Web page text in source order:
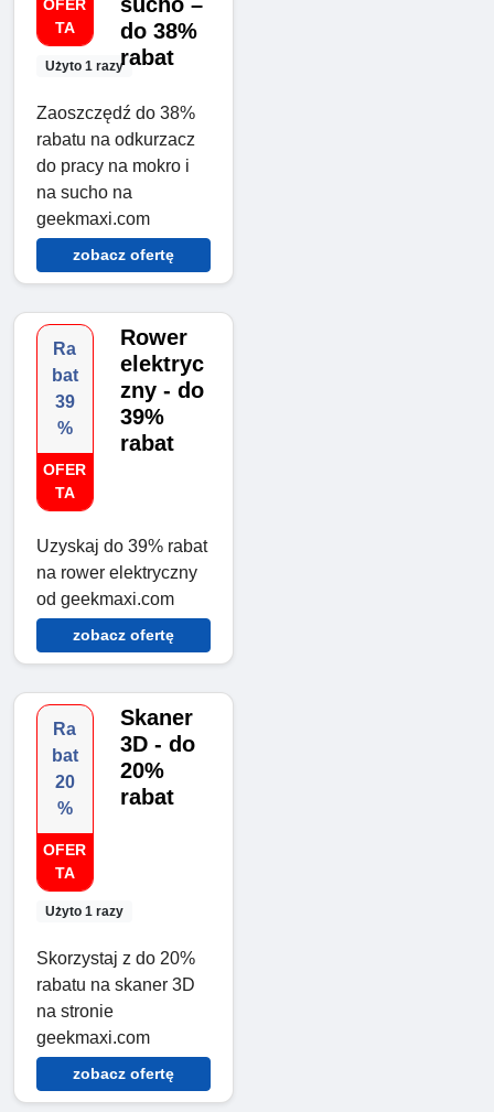
OFER
TA
Użyto 1 razy
do 38%
rabat
Zaoszczędź do 38%
rabatu na odkurzacz
do pracy na mokro i
na sucho na
geekmaxi.com
zobacz ofertę
Ra
bat
39
%
OFER
TA
Rower
elektryc
zny - do
39%
rabat
Uzyskaj do 39% rabat
na rower elektryczny
od geekmaxi.com
zobacz ofertę
Ra
bat
20
%
OFER
TA
Użyto 1 razy
Skaner
3D - do
20%
rabat
Skorzystaj z do 20%
rabatu na skaner 3D
na stronie
geekmaxi.com
zobacz ofertę